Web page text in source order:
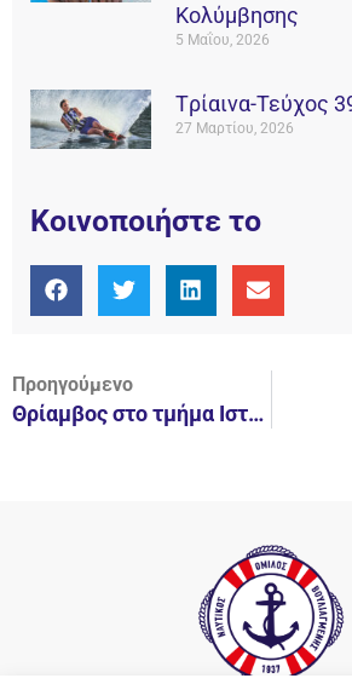
Κολύμβησης
5 Μαΐου, 2026
Tρίαινα-Τεύχος
27 Μαρτίου, 2026
Κοινοποιήστε το
Προηγούμενο
Θρίαμβος στο τμήμα Ιστιοπλοΐας.